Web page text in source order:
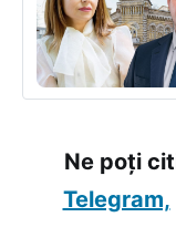
Ne poți
Telegram,